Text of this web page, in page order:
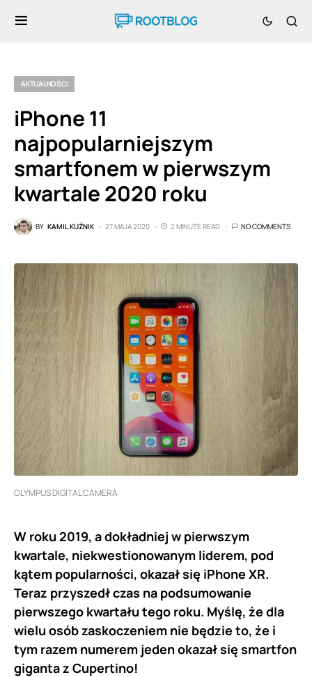
AKTUALNOŚCI
iPhone 11
najpopularniejszym
smartfonem w pierwszym
kwartale 2020 roku
BY KAMIL KUŹNIK 27 MAJA 2020 2 MINUTE READ NO COMMENTS
OLYMPUS DIGITAL CAMERA
W roku 2019, a dokładniej w pierwszym
kwartale, niekwestionowanym liderem, pod
kątem popularności, okazał się iPhone XR.
Teraz przyszedł czas na podsumowanie
pierwszego kwartału tego roku. Myślę, że dla
wielu osób zaskoczeniem nie będzie to, że i
tym razem numerem jeden okazał się smartfon
giganta z Cupertino!